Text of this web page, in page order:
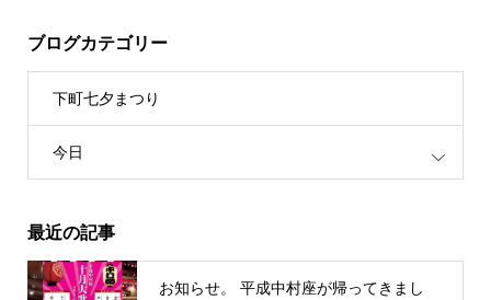
ブログカテゴリー
下町七夕まつり
今日
最近の記事
お知らせ。 平成中村座が帰ってきまし